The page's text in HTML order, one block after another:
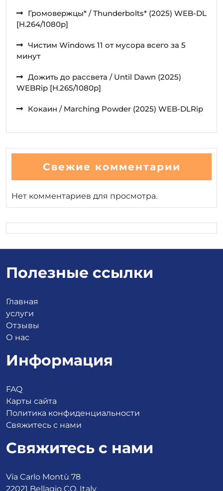
Громовержцы* / Thunderbolts* (2025) WEB-DL
[H.264/1080p]
Чистим Windows 11 от мусора всего за 5
минут
Дожить до рассвета / Until Dawn (2025)
WEBRip [H.265/1080p]
Кокаин / Marching Powder (2025) WEB-DLRip
Свежие комментарии
Нет комментариев для просмотра.
Полезные ссылки
Главная
услуги
Отзывы
О нас
Информация
FAQ
Карты сайта
Политика конфиденциальности
Свяжитесь с нами
Свяжитесь с нами
Via Carlo Montù 78
22021 Bellagio CO, Italy